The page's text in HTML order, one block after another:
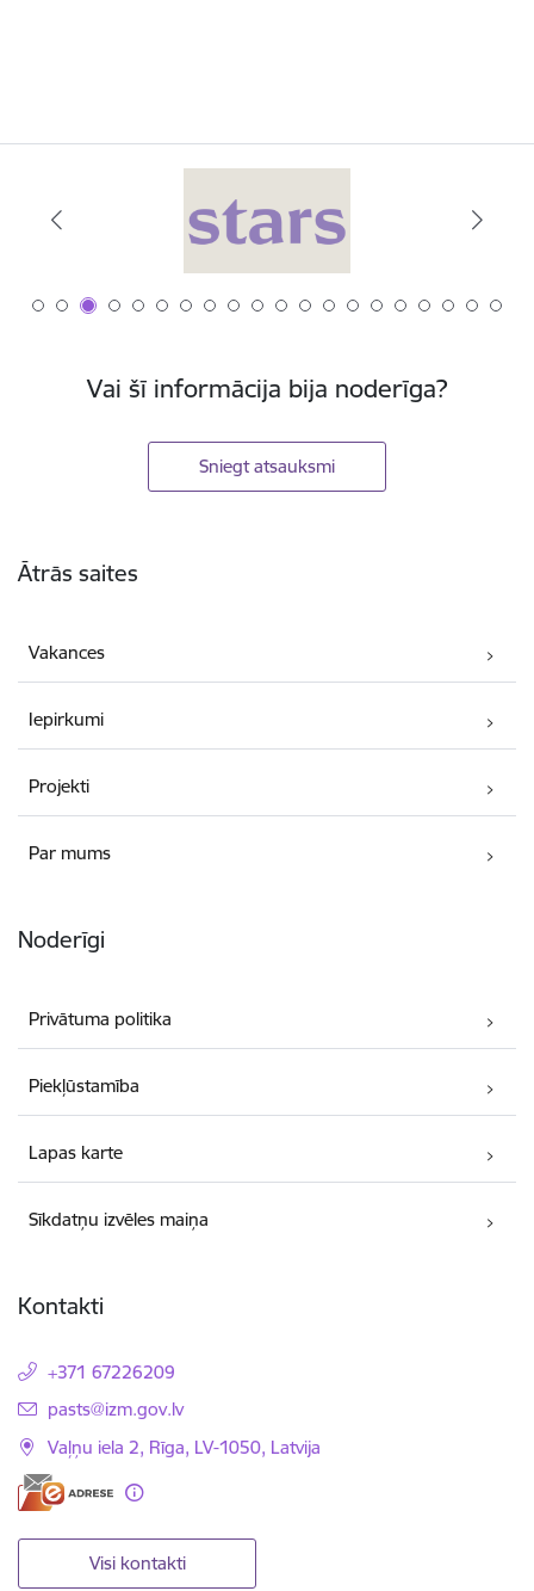
Vai šī informācija bija noderīga?
Sniegt atsauksmi
Ātrās saites
Vakances
Iepirkumi
Projekti
Par mums
Noderīgi
Privātuma politika
Piekļūstamība
Lapas karte
Sīkdatņu izvēles maiņa
Kontakti
+371 67226209
E-pasts:
pasts@izm.gov.lv
Vaļņu iela 2, Rīga, LV-1050, Latvija
Visi kontakti